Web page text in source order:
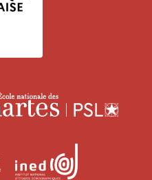
Fondation
national